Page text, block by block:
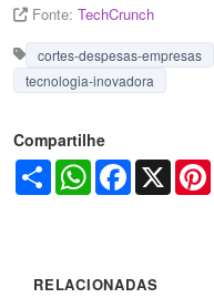
Fonte: TechCrunch
cortes-despesas-empresas
tecnologia-inovadora
Compartilhe
Share WhatsAppFacebook
X
RELACIONADAS